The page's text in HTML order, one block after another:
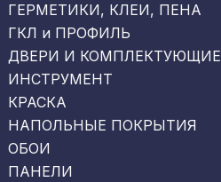
ГЕРМЕТИКИ, КЛЕИ, ПЕНА
ГКЛ и ПРОФИЛЬ
ДВЕРИ И КОМПЛЕКТУЮЩИЕ
ИНСТРУМЕНТ
КРАСКА
НАПОЛЬНЫЕ ПОКРЫТИЯ
ОБОИ
ПАНЕЛИ